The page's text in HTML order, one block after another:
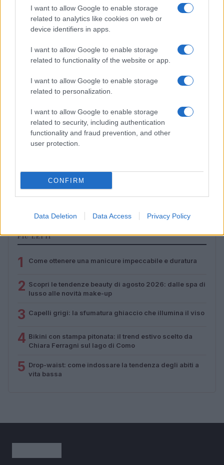
I want to allow Google to enable storage
related to analytics like cookies on web or
device identifiers in apps.
I want to allow Google to enable storage
related to functionality of the website or app.
I want to allow Google to enable storage
related to personalization.
I want to allow Google to enable storage
related to security, including authentication
functionality and fraud prevention, and other
user protection.
CONFIRM
Data Deletion Data Access Privacy Policy
Emma trasforma il bikini animalier in un must-have
Cristian Castiglioni · 7 Ago 2026
PIÙ LETTI
1 Come ottenere una manicure impeccabile e duratura
2 Scopri le tendenze beauty di agosto 2026: dalle spa di
lusso alle novità make-up
3 Capelli grigi: la sfumatura ghiaccio che illumina il viso
4 Bikini con stampa pitonata: il trend estivo scelto da
Chiara Ferragni sul lago di Como
5 Drop-waist: come indossare la tendenza degli abiti a
vita bassa